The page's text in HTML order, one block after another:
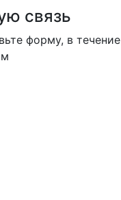
связь
форму, в течение